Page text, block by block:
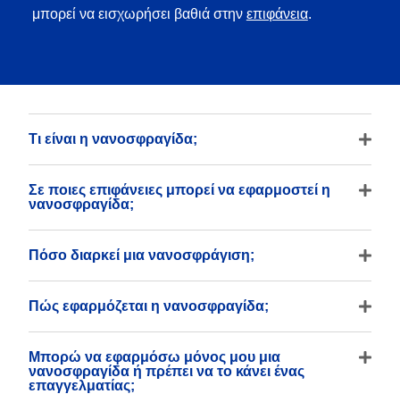
μπορεί να εισχωρήσει βαθιά στην επιφάνεια.
Τι είναι η νανοσφραγίδα;
Σε ποιες επιφάνειες μπορεί να εφαρμοστεί η
νανοσφραγίδα;
Πόσο διαρκεί μια νανοσφράγιση;
Πώς εφαρμόζεται η νανοσφραγίδα;
Μπορώ να εφαρμόσω μόνος μου μια
νανοσφραγίδα ή πρέπει να το κάνει ένας
επαγγελματίας;